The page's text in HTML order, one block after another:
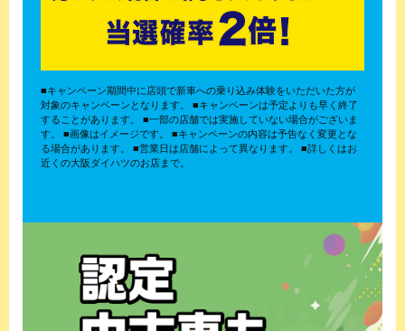
■キャンペーン期間中に店頭で新車への乗り込み体験をいただいた方が
対象のキャンペーンとなります。 ■キャンペーンは予定よりも早く終了
することがあります。 ■一部の店舗では実施していない場合がございま
す。 ■画像はイメージです。 ■キャンペーンの内容は予告なく変更とな
る場合があります。 ■営業日は店舗によって異なります。 ■詳しくはお
近くの大阪ダイハツのお店まで。